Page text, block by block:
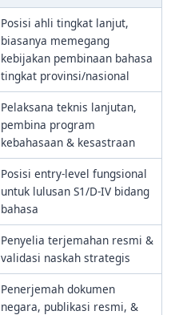
Posisi ahli tingkat lanjut,
biasanya memegang
kebijakan pembinaan bahasa
tingkat provinsi/nasional
Pelaksana teknis lanjutan,
pembina program
kebahasaan & kesastraan
Posisi entry-level fungsional
untuk lulusan S1/D-IV bidang
bahasa
Penyelia terjemahan resmi &
validasi naskah strategis
Penerjemah dokumen
negara, publikasi resmi, &